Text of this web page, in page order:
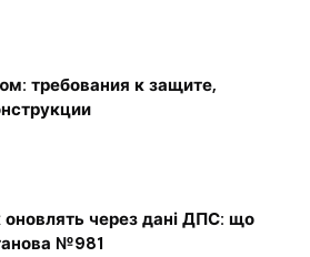
требования к защите,
оновлять через дані ДПС: що
№981